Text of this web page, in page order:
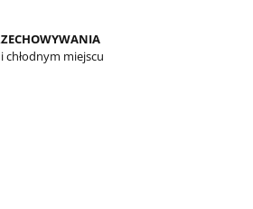
chłodnym miejscu